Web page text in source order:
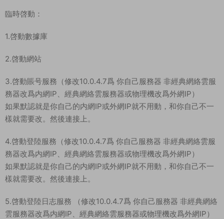
臨時啓動：
1.啓動數據庫
2.啓動網站
3.啓動賬号服務（修改10.0.4.7爲 你自己服務器 非經典網絡雲服
務器改爲内網IP、經典網絡雲服務器或物理機改爲外網IP）
如果默認就是你自己的内網IP或外網IP就不用動，和你自己不一
樣就需要改。然後連接上。
4.啓動登陸服務（修改10.0.4.7爲 你自己服務器 非經典網絡雲服
務器改爲内網IP、經典網絡雲服務器或物理機改爲外網IP）
如果默認就是你自己的内網IP或外網IP就不用動，和你自己不一
樣就需要改。然後連接上。
5.啓動登陸日志服務 （修改10.0.4.7爲 你自己服務器 非經典網絡
雲服務器改爲内網IP、經典網絡雲服務器或物理機改爲外網IP）